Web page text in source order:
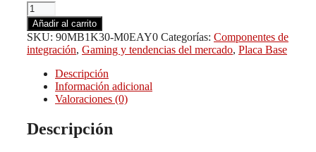
ASUS
ROG
STRIX
B850-
I
GAMING
WIFI
AMD
Zócalo
AM5
Añadir al carrito
SKU: 90MB1K30-M0EAY0 Categorías: Componentes de
integración, Gaming y tendencias del mercado, Placa Base
Descripción
Información adicional
Valoraciones (0)
Descripción